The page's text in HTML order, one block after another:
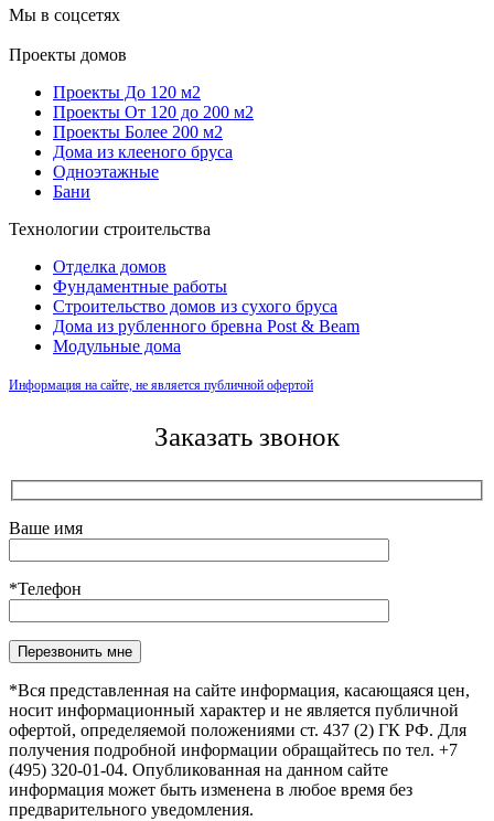
Мы в соцсетях
Проекты домов
Проекты До 120 м2
Проекты От 120 до 200 м2
Проекты Более 200 м2
Дома из клееного бруса
Одноэтажные
Бани
Технологии строительства
Отделка домов
Фундаментные работы
Строительство домов из сухого бруса
Дома из рубленного бревна Post & Beam
Модульные дома
Информация на сайте, не является публичной офертой
Заказать звонок
Ваше имя
*Телефон
Оставьте это поле пустым.
*Вся представленная на сайте информация, касающаяся цен,
носит информационный характер и не является публичной
офертой, определяемой положениями ст. 437 (2) ГК РФ. Для
получения подробной информации обращайтесь по тел. +7
(495) 320-01-04. Опубликованная на данном сайте
информация может быть изменена в любое время без
предварительного уведомления.